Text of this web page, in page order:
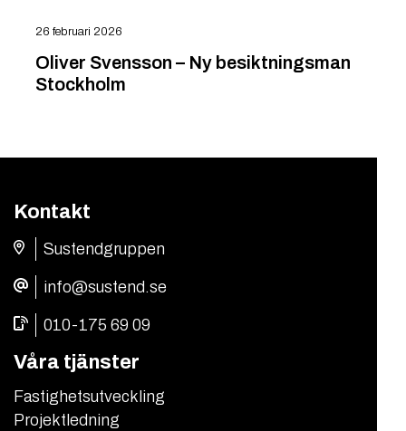
Oliver Svensson – Ny besiktningsman
Stockholm
26 februari 2026
Kontakt
Sustendgruppen
info@sustend.se
010-175 69 09
Våra tjänster
Fastighetsutveckling
Projektledning